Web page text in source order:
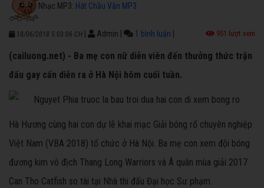
Nhạc MP3: Hát Chầu Văn MP3
18/06/2018 5:03:06 CH Admin 1 bình luận 951 lượt xem
(cailuong.net) - Ba mẹ con nữ diễn viên đến thưởng thức trận
đấu gay cấn diễn ra ở Hà Nội hôm cuối tuần.
Hà Hương cùng hai con dự lễ khai mạc Giải bóng rổ chuyên nghiệp
Việt Nam (VBA 2018) tổ chức ở Hà Nội. Ba mẹ con xem đội bóng
đương kim vô địch Thang Long Warriors và Á quân mùa giải 2017
Can Tho Catfish so tài tại Nhà thi đấu Đại học Sư phạm.